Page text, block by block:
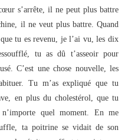
s’arrête, il ne peut plus battre
il ne veut plus battre. Quand
tu es revenu, je l’ai vu, les dix
tu as dû t’asseoir pour
C’est une chose nouvelle, les
Tu m’as expliqué que tu
en plus du cholestérol, que tu
quel moment. En me
ta poitrine se vidait de son